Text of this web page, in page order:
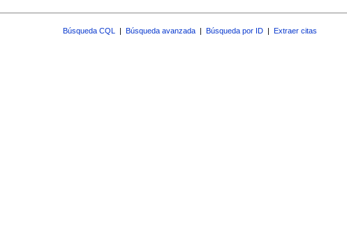
Búsqueda CQL Búsqueda avanzada Búsqueda por ID Extraer citas